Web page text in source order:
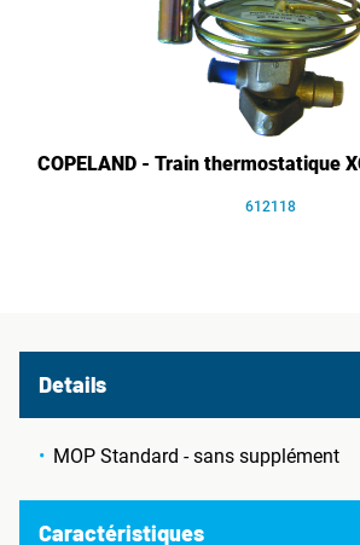
COPELAND - Train thermostatique
612118
Details
MOP Standard - sans supplément
Caractéristiques